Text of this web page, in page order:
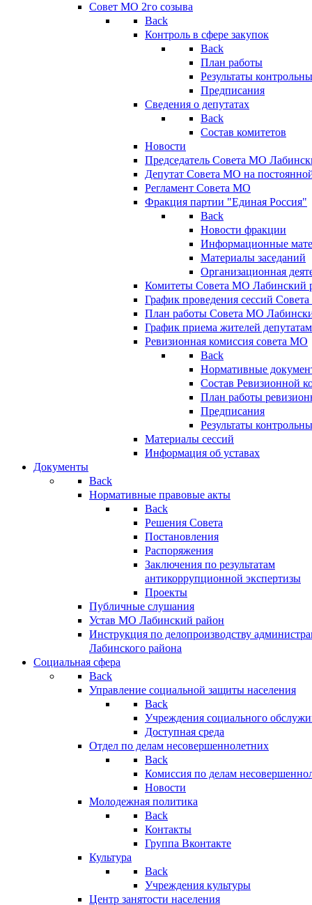
Совет МО 2го созыва
Back
Контроль в сфере закупок
Back
План работы
Результаты
Предписания
Сведения о депутатах
Back
Состав комитетов
Новости
Председатель Совета МО
Депутат Совета МО на
Регламент Совета МО
Фракция партии "Единая Россия"
Back
Новости фракции
Информационные
Материалы заседаний
Организационная
Комитеты Совета МО Лабинский
График проведения сессий
План работы Совета МО
График приема жителей
Ревизионная комиссия совета МО
Back
Нормативные
Состав Ревизионной
План работы
Предписания
Результаты
Материалы сессий
Информация об уставах
Документы
Back
Нормативные правовые акты
Back
Решения Совета
Постановления
Распоряжения
Заключения по результатам
антикоррупционной экспертизы
Проекты
Публичные слушания
Устав МО Лабинский район
Инструкция по делопроизводству
Лабинского района
Социальная сфера
Back
Управление социальной защиты населения
Back
Учреждения социального
Доступная среда
Отдел по делам несовершеннолетних
Back
Комиссия по делам
Новости
Молодежная политика
Back
Контакты
Группа Вконтакте
Культура
Back
Учреждения культуры
Центр занятости населения